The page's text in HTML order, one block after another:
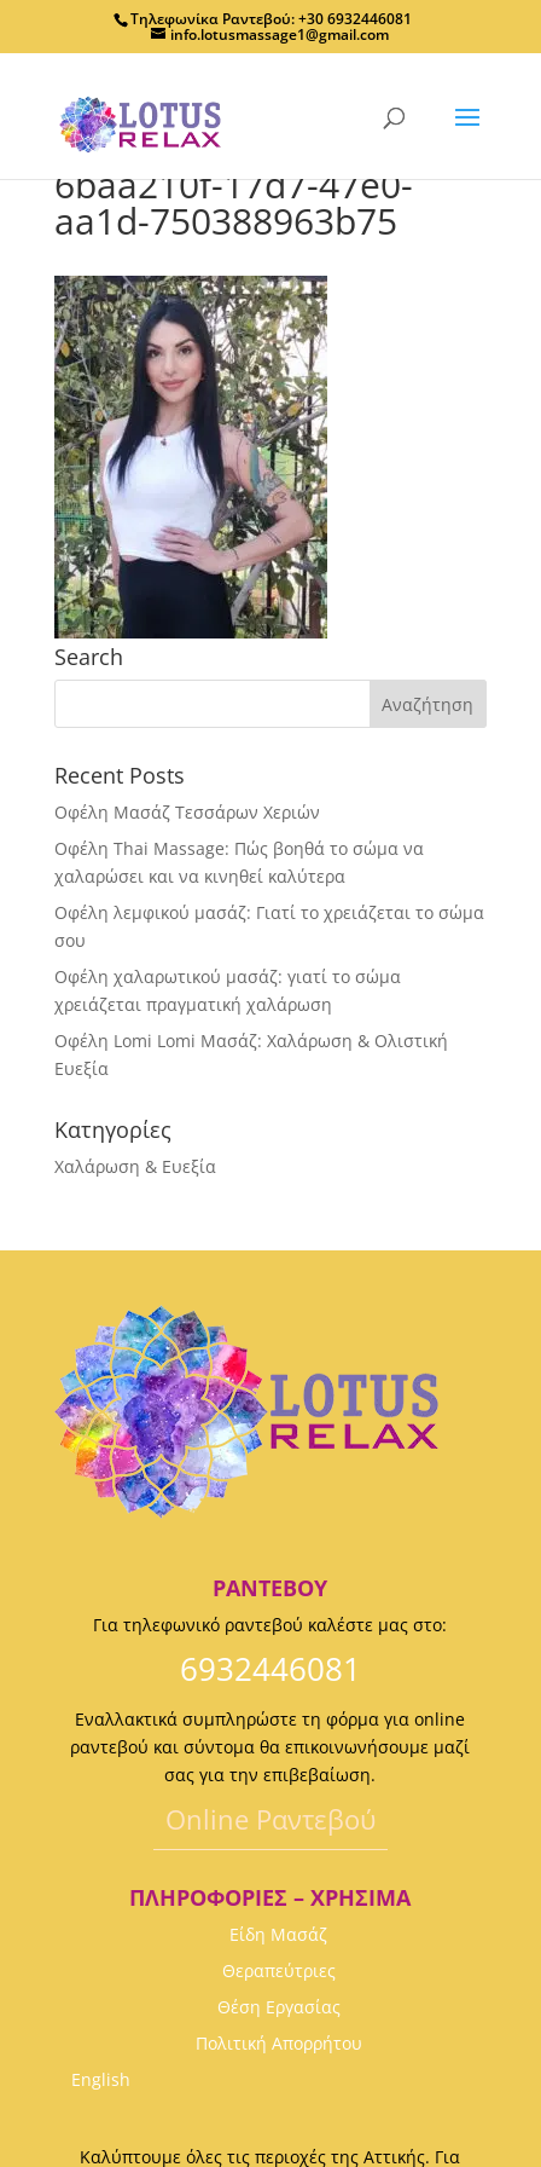
Τηλεφωνίκα Ραντεβού: +30 6932446081
info.lotusmassage1@gmail.com
6baa210f-17d7-47e0-
aa1d-750388963b75
Search
Recent Posts
Οφέλη Μασάζ Τεσσάρων Χεριών
Οφέλη Thai Massage: Πώς βοηθά το σώμα να
χαλαρώσει και να κινηθεί καλύτερα
Οφέλη λεμφικού μασάζ: Γιατί το χρειάζεται το σώμα
σου
Οφέλη χαλαρωτικού μασάζ: γιατί το σώμα
χρειάζεται πραγματική χαλάρωση
Οφέλη Lomi Lomi Μασάζ: Χαλάρωση & Ολιστική
Ευεξία
Κατηγορίες
Χαλάρωση & Ευεξία
ΡΑΝΤΕΒΟΎ
Για τηλεφωνικό ραντεβού καλέστε μας στο:
6932446081
Εναλλακτικά συμπληρώστε τη φόρμα για online
ραντεβού και σύντομα θα επικοινωνήσουμε μαζί
σας για την επιβεβαίωση.
Οnline Ραντεβού
ΠΛΗΡΟΦΟΡΊΕΣ – ΧΡΉΣΙΜΑ
Είδη Μασάζ
Θεραπεύτριες
Θέση Εργασίας
Πολιτική Απορρήτου
English
Καλύπτουμε όλες τις περιοχές της Αττικής. Για